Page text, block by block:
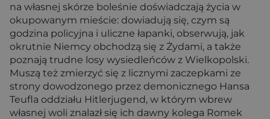
na własnej skórze boleśnie doświadczają życia w
okupowanym mieście: dowiadują się, czym są
godzina policyjna i uliczne łapanki, obserwują, jak
okrutnie Niemcy obchodzą się z Żydami, a także
poznają trudne losy wysiedleńców z Wielkopolski.
Muszą też zmierzyć się z licznymi zaczepkami ze
strony dowodzonego przez demonicznego Hansa
Teufla oddziału Hitlerjugend, w którym wbrew
własnej woli znalazł się ich dawny kolega Romek